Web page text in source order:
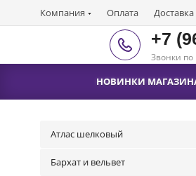
Компания Оплата Доставка
+7
Звонки по
НОВИНКИ
Атлас шелковый
Бархат и вельвет